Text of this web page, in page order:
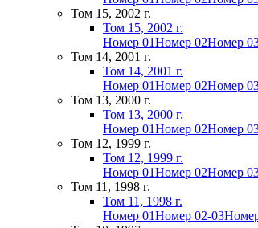
Том 15, 2002 г.
Том 15, 2002 г.
Номер 01Номер 02Номер
Том 14, 2001 г.
Том 14, 2001 г.
Номер 01Номер 02Номер
Том 13, 2000 г.
Том 13, 2000 г.
Номер 01Номер 02Номер
Том 12, 1999 г.
Том 12, 1999 г.
Номер 01Номер 02Номер
Том 11, 1998 г.
Том 11, 1998 г.
Номер 01Номер 02-03